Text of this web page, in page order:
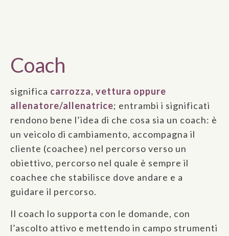
Coach
significa carrozza, vettura oppure
allenatore/allenatrice; entrambi i significati
rendono bene l’idea di che cosa sia un coach: è
un veicolo di cambiamento, accompagna il
cliente (coachee) nel percorso verso un
obiettivo, percorso nel quale è sempre il
coachee che stabilisce dove andare e a
guidare il percorso.
Il coach lo supporta con le domande, con
l’ascolto attivo e mettendo in campo strumenti